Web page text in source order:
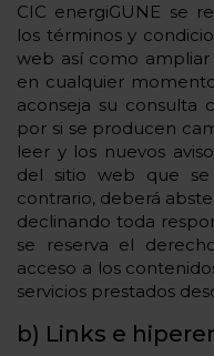
CIC energiGUNE se
los términos y
web así como ampliar
en cualquier
aconseja su consulta
por si se producen
leer y los nuevos
del sitio web que se
contrario, deberá
declinando toda
se reserva el
acceso a los
servicios prestados
b) Links e